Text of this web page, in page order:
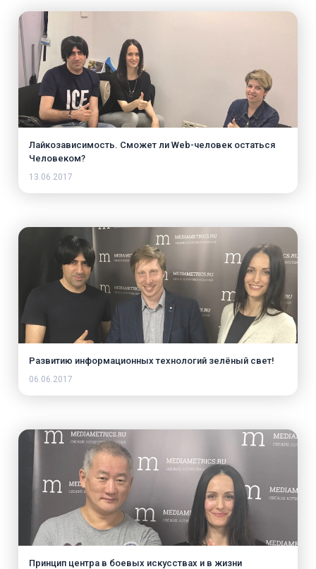
Лайкозависимость. Сможет ли Web-человек остаться
Человеком?
13.06.2017
Развитию информационных технологий зелёный свет!
06.06.2017
Принцип центра в боевых искусствах и в жизни